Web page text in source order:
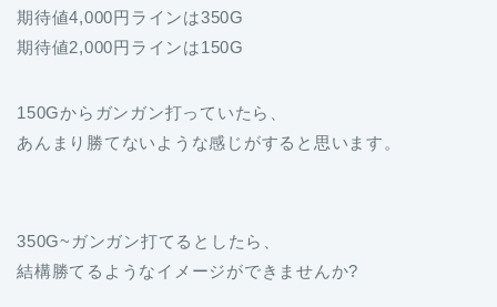
期待値4,000円ラインは350G
期待値2,000円ラインは150G
150Gからガンガン打っていたら、
あんまり勝てないような感じがすると思います。
350G~ガンガン打てるとしたら、
結構勝てるようなイメージができませんか?